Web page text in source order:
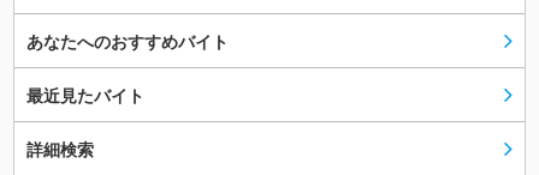
あなたへのおすすめバイト
最近見たバイト
詳細検索